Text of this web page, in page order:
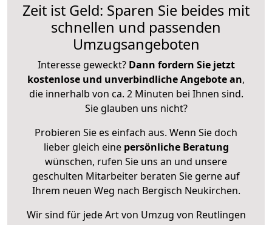
Zeit ist Geld: Sparen Sie beides mit
schnellen und passenden
Umzugsangeboten
Interesse geweckt? Dann fordern Sie jetzt
kostenlose und unverbindliche Angebote an,
die innerhalb von ca. 2 Minuten bei Ihnen sind.
Sie glauben uns nicht?
Probieren Sie es einfach aus. Wenn Sie doch
lieber gleich eine persönliche Beratung
wünschen, rufen Sie uns an und unsere
geschulten Mitarbeiter beraten Sie gerne auf
Ihrem neuen Weg nach Bergisch Neukirchen.
Wir sind für jede Art von Umzug von Reutlingen